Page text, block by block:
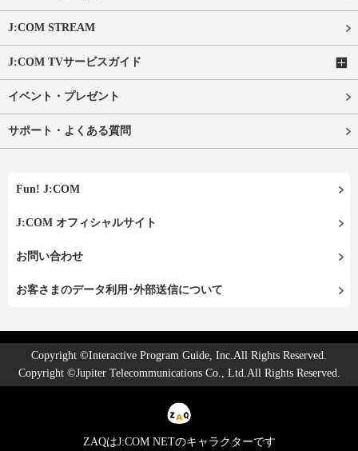
J:COM STREAM
J:COM TVサービスガイド
イベント・プレゼント
サポート・よくある質問
Fun! J:COM
J:COM オフィシャルサイト
お問い合わせ
お客さまのデータ利用･外部送信について
Copyright ©Interactive Program Guide, Inc.All Rights Reserved.
Copyright ©Jupiter Telecommunications Co., Ltd.All Rights Reserved.
ZAQはJ:COM NETのキャラクターです